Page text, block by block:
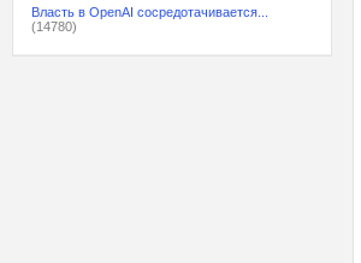
Власть в OpenAI сосредотачивается...
(14780)